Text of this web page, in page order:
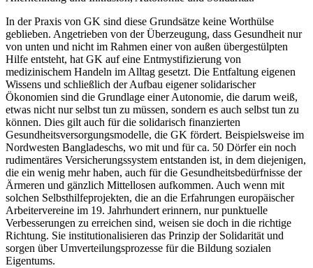
In der Praxis von GK sind diese Grundsätze keine Worthülse
geblieben. Angetrieben von der Überzeugung, dass Gesundheit nur
von unten und nicht im Rahmen einer von außen übergestülpten
Hilfe entsteht, hat GK auf eine Entmystifizierung von
medizinischem Handeln im Alltag gesetzt. Die Entfaltung eigenen
Wissens und schließlich der Aufbau eigener solidarischer
Ökonomien sind die Grundlage einer Autonomie, die darum weiß,
etwas nicht nur selbst tun zu müssen, sondern es auch selbst tun zu
können. Dies gilt auch für die solidarisch finanzierten
Gesundheitsversorgungsmodelle, die GK fördert. Beispielsweise im
Nordwesten Bangladeschs, wo mit und für ca. 50 Dörfer ein noch
rudimentäres Versicherungssystem entstanden ist, in dem diejenigen,
die ein wenig mehr haben, auch für die Gesundheitsbedürfnisse der
Ärmeren und gänzlich Mittellosen aufkommen. Auch wenn mit
solchen Selbsthilfeprojekten, die an die Erfahrungen europäischer
Arbeitervereine im 19. Jahrhundert erinnern, nur punktuelle
Verbesserungen zu erreichen sind, weisen sie doch in die richtige
Richtung. Sie institutionalisieren das Prinzip der Solidarität und
sorgen über Umverteilungsprozesse für die Bildung sozialen
Eigentums.